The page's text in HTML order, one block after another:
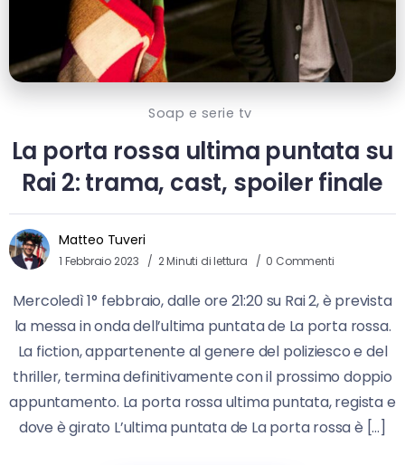
Soap e serie tv
La porta rossa ultima puntata su
Rai 2: trama, cast, spoiler finale
Matteo Tuveri
1 Febbraio 2023 2 Minuti di lettura 0 Commenti
Mercoledì 1° febbraio, dalle ore 21:20 su Rai 2, è prevista
la messa in onda dell’ultima puntata de La porta rossa.
La fiction, appartenente al genere del poliziesco e del
thriller, termina definitivamente con il prossimo doppio
appuntamento. La porta rossa ultima puntata, regista e
dove è girato L’ultima puntata de La porta rossa è […]